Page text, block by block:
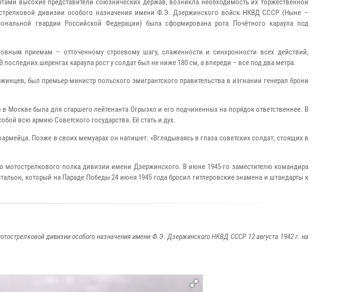
высокие представители союзнических держав, возникла необходимость их торжественной
дивизии особого назначения имени Ф.Э. Дзержинского войск НКВД СССР (Ныне –
гвардии Российской Федерации) была сформирована рота Почётного караула под
приемам – отточенному строевому шагу, слаженности и синхронности всех действий,
шеренгах караула рост у солдат был не ниже 180 см, а впереди – все под два метра.
был премьер-министр польского эмигрантского правительства в изгнании генерал брони
Москве была для старшего лейтенанта Огрызко и его подчиненных на порядок ответственнее. В
всю армию Советского государства. Её стать и дух.
Позже в своих мемуарах он напишет: «Вглядываясь в глаза советских солдат, стоящих в
мотострелкового полка дивизии имени Дзержинского. В июне 1945-го заместителю командира
который на Параде Победы 24 июня 1945 года бросил гитлеровские знамена и штандарты к
дивизии особого назначения имени Ф.Э. Дзержинского НКВД СССР 12 августа 1942 г. на